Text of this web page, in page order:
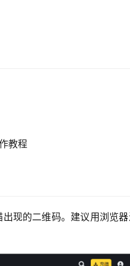
教程
现的二维码。建议用浏览